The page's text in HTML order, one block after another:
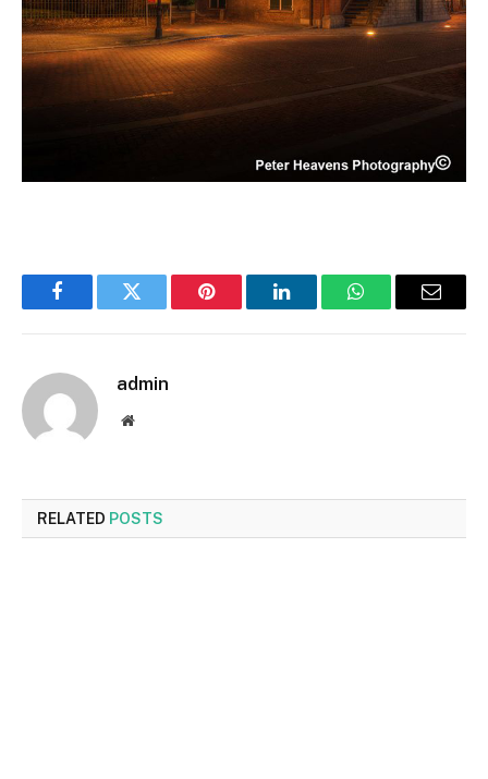
FacebookTwitter Pinterest LinkedInWhatsAppEmail
admin
Website
RELATED POSTS